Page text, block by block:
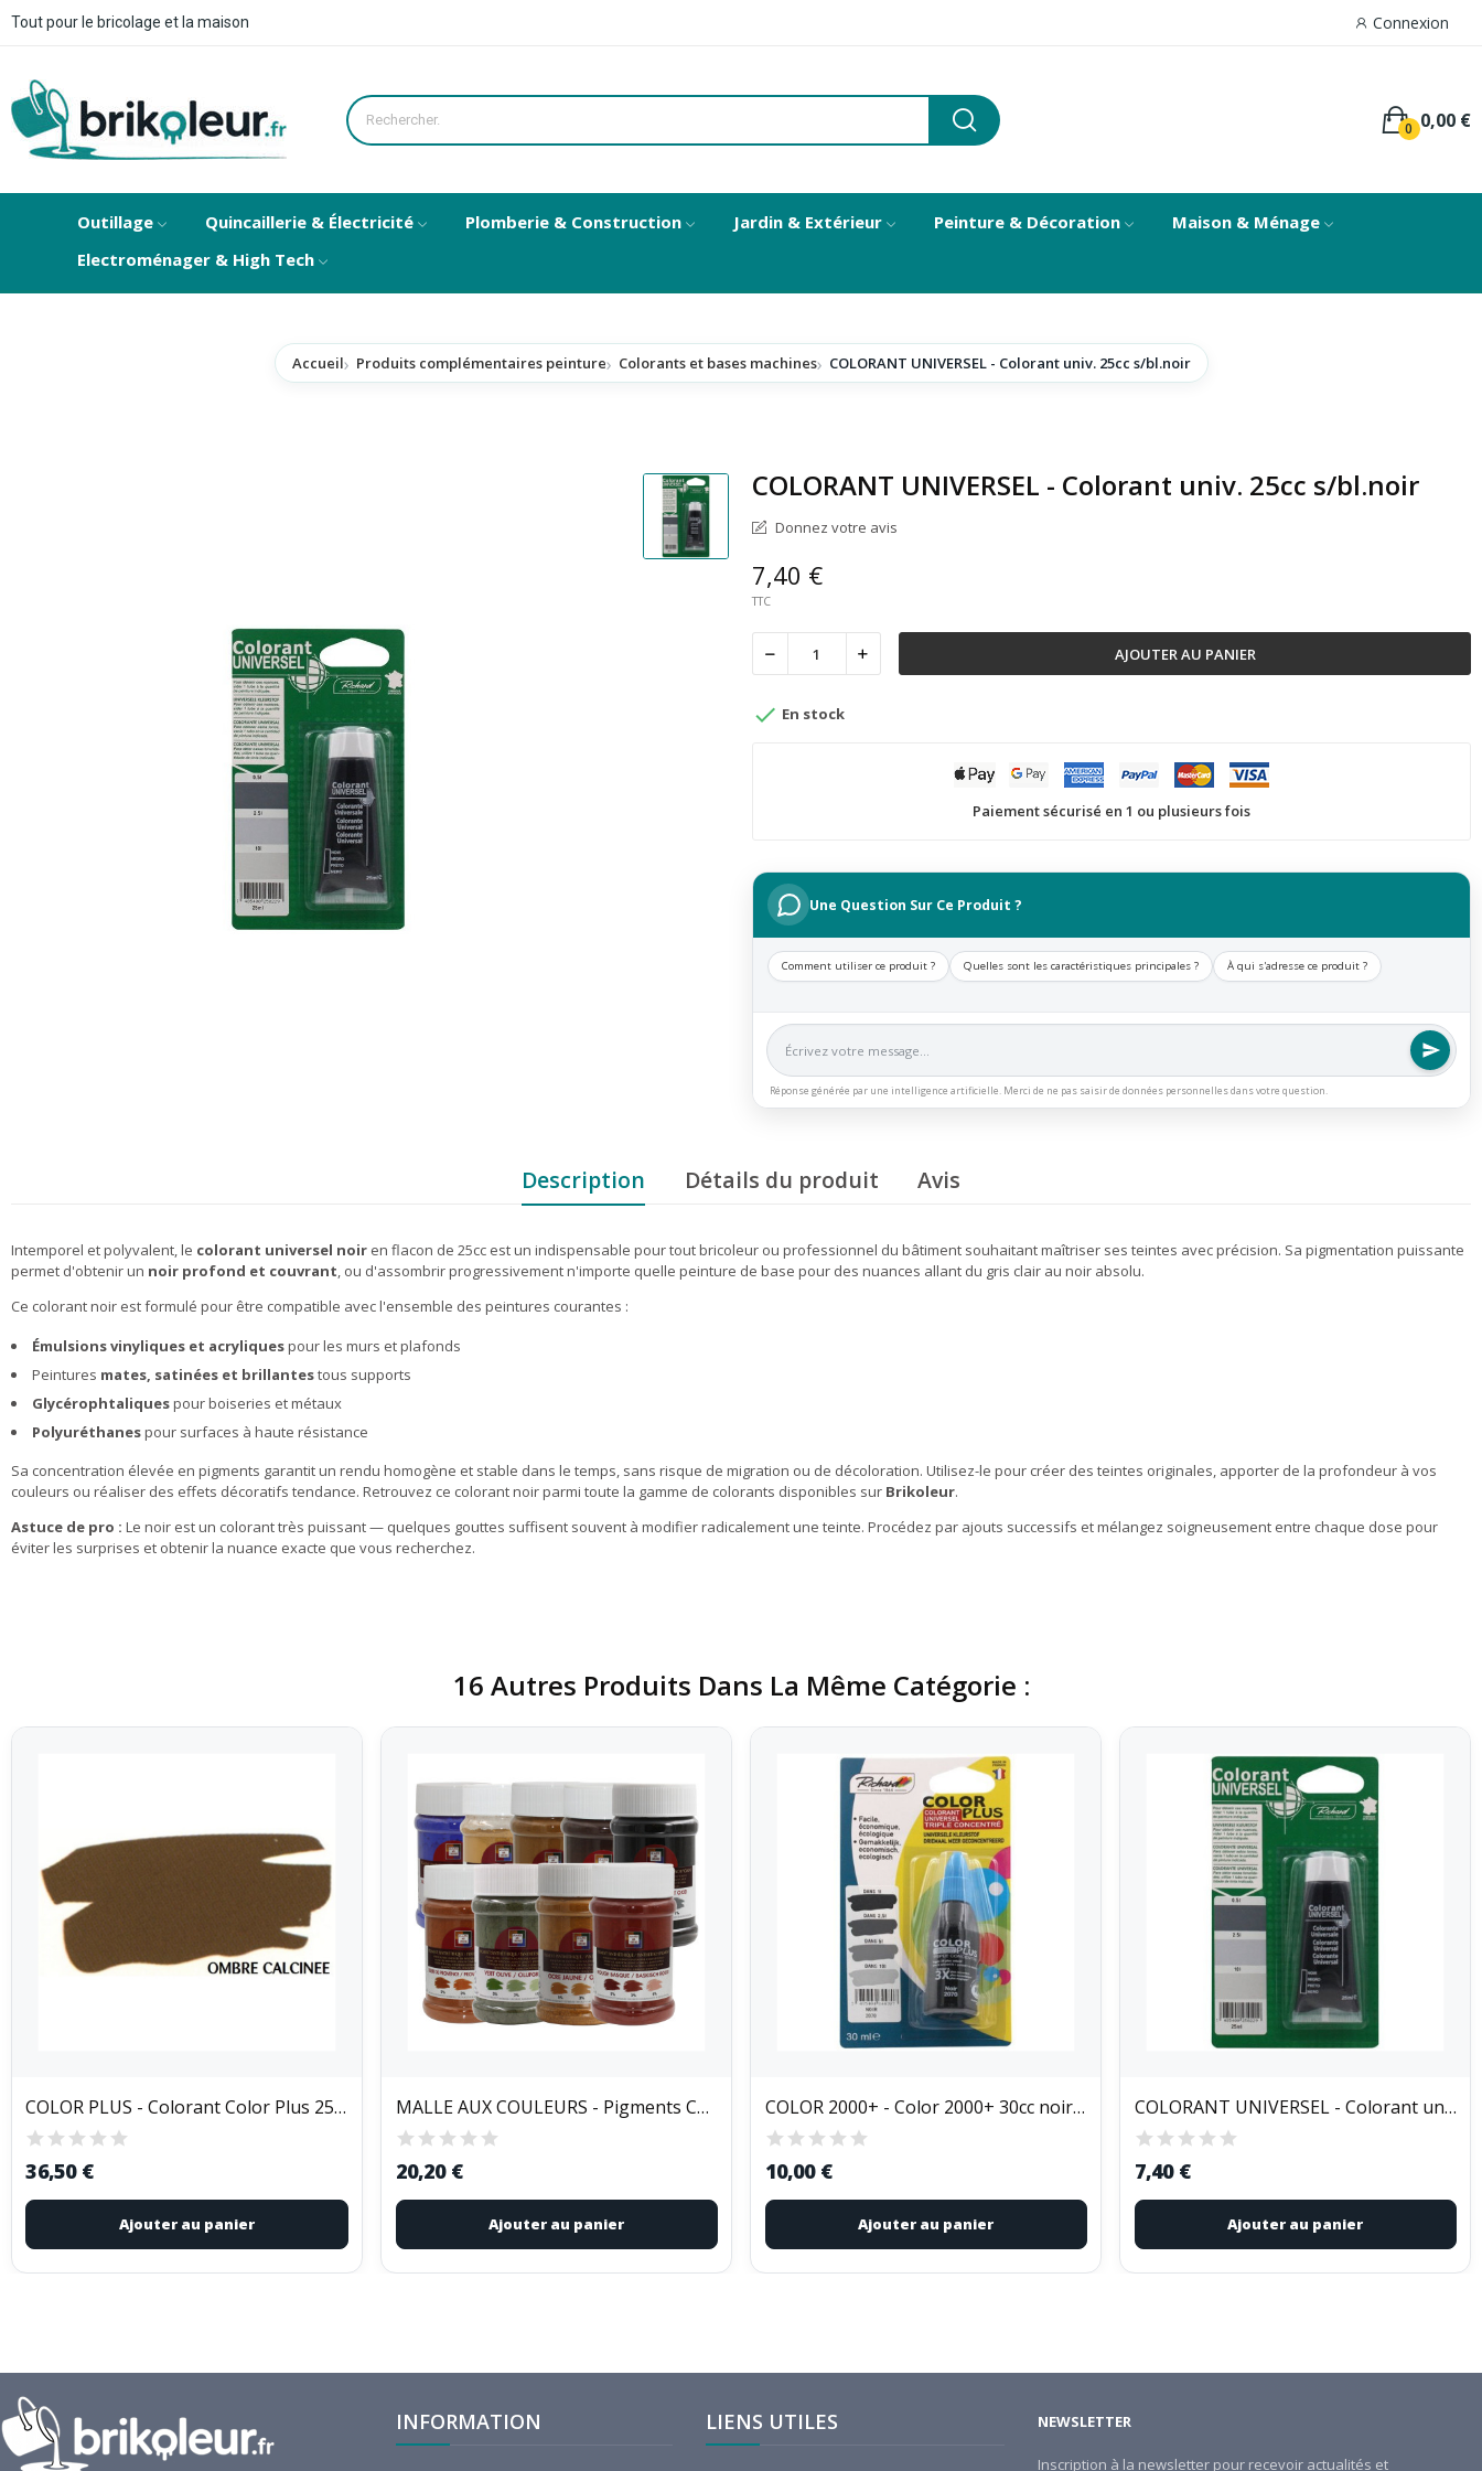
Tout pour le bricolage et la maison Connexion
0,00 €
0
Outillage Quincaillerie & Électricité Plomberie & Construction Jardin & Extérieur Peinture & Décoration
Maison & Ménage
Electroménager & High Tech
Accueil Produits complémentaires peinture Colorants et bases machines COLORANT UNIVERSEL - Colorant univ. 25cc s/bl.noir
COLORANT UNIVERSEL - Colorant univ. 25cc s/bl.noir
Donnez votre avis
7,40 €
TTC
AJOUTER AU PANIER
 En stock
Paiement sécurisé en 1 ou plusieurs fois
Une Question Sur Ce Produit ?
Comment utiliser ce produit ? Quelles sont les caractéristiques principales ? À qui s'adresse ce produit ?
Réponse générée par une intelligence artificielle. Merci de ne pas saisir de données personnelles dans votre question.
Description Détails du produit Avis
Intemporel et polyvalent, le colorant universel noir en flacon de 25cc est un indispensable pour tout bricoleur ou professionnel du bâtiment souhaitant maîtriser ses teintes avec précision. Sa pigmentation puissante
permet d'obtenir un noir profond et couvrant, ou d'assombrir progressivement n'importe quelle peinture de base pour des nuances allant du gris clair au noir absolu.
Ce colorant noir est formulé pour être compatible avec l'ensemble des peintures courantes :
Émulsions vinyliques et acryliquespour les murs et plafonds
Peintures mates, satinées et brillantestous supports
Glycérophtaliquespour boiseries et métaux
Polyuréthanespour surfaces à haute résistance
Sa concentration élevée en pigments garantit un rendu homogène et stable dans le temps, sans risque de migration ou de décoloration. Utilisez-le pour créer des teintes originales, apporter de la profondeur à vos
couleurs ou réaliser des effets décoratifs tendance. Retrouvez ce colorant noir parmi toute la gamme de colorants disponibles sur Brikoleur.
Astuce de pro : Le noir est un colorant très puissant — quelques gouttes suffisent souvent à modifier radicalement une teinte. Procédez par ajouts successifs et mélangez soigneusement entre chaque dose pour
éviter les surprises et obtenir la nuance exacte que vous recherchez.
16 Autres Produits Dans La Même Catégorie :
COLOR PLUS - Colorant Color Plus 250 ml
36,50 €
Ajouter au panier
MALLE AUX COULEURS - Pigments Colorants Poudre...
20,20 €
Ajouter au panier
COLOR 2000+ - Color 2000+ 30cc noir 2070
10,00 €
Ajouter au panier
COLORANT UNIVERSEL - Colorant univ. 25cc...
7,40 €
Ajouter au panier
INFORMATION LIENS UTILES NEWSLETTER
Inscription à la newsletter pour recevoir actualités et